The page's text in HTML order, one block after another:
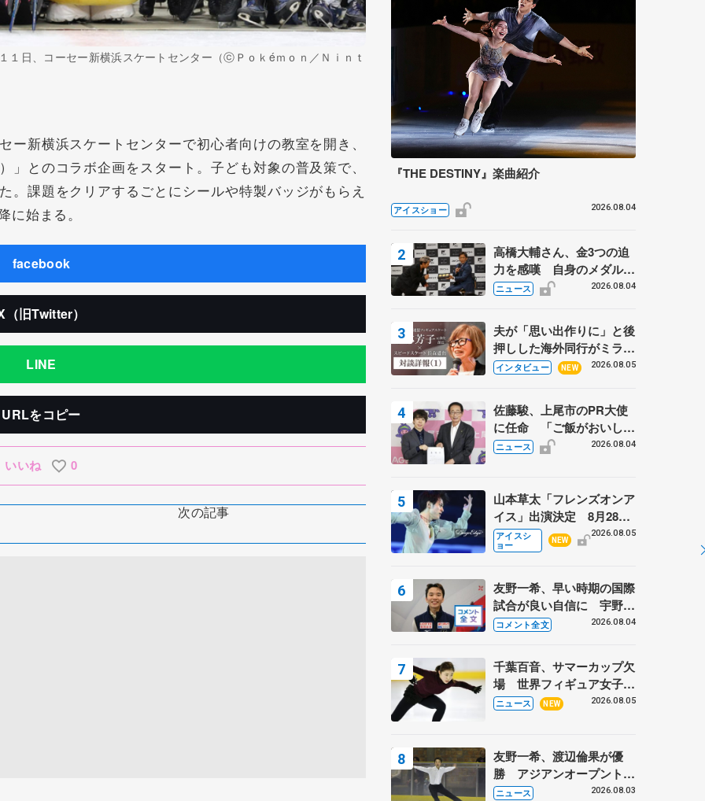
日、コーセー新横浜スケートセンター（ⓒＰｏｋéｍｏｎ／Ｎｉｎｔ
新横浜スケートセンターで初心者向けの教室を開き、
とのコラボ企画をスタート。子ども対象の普及策で、
。課題をクリアするごとにシールや特製バッジがもらえ
始まる。
facebook
（旧Twitter）
LINE
URLをコピー
いいね 0
次の記事
『THE DESTINY』楽曲紹介
アイスショー 2026.08.04
高橋大輔さん、金3つの迫
力を感嘆 自身のメダルは
「どちらに？」 〝リス兄
野村忠宏さんと対談
ニュース 2026.08.04
夫が「思い出作りに」と後
押しした海外同行がミラノ
まで… 繁華街のリンクで
に 小林芳子さんが振り返
るスケート人生
インタビュー NEW 2026.08.05
佐藤駿、上尾市のPR大使
に任命 「ご飯がおいし
く、住みやすいのが魅力」
ニュース 2026.08.04
山本草太「フレンズオンア
イス」出演決定 8月28日
（金）2公演のみ 荒川静
香さんプロデュース、20
アイスシ
ョー
NEW
2026.08.05
友野一希、早い時期の国際
試合が良い自信に 宇野昌
磨の現役復帰に思っている
トロフィーフリー】
コメント全文 2026.08.04
千葉百音、サマーカップ欠
場 世界フィギュア女子2
位
ニュース NEW 2026.08.05
友野一希、渡辺倫果が優
勝 アジアンオープントロ
フィー
ニュース 2026.08.03